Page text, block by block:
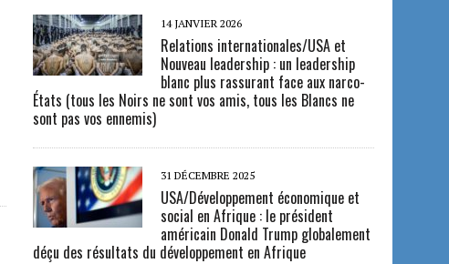
14 JANVIER 2026
Relations internationales/USA et
Nouveau leadership : un leadership
blanc plus rassurant face aux narco-
États (tous les Noirs ne sont vos amis, tous les Blancs ne
sont pas vos ennemis)
31 DÉCEMBRE 2025
USA/Développement économique et
social en Afrique : le président
américain Donald Trump globalement
déçu des résultats du développement en Afrique